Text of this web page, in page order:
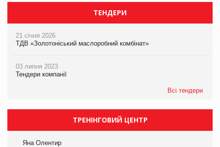
ТЕНДЕРИ
21 січня 2026
ТДВ «Золотоніський маслоробний комбінат»
03 липня 2023
Тендери компанії
Всі тендери
ТРЕНІНГОВИЙ ЦЕНТР
Яна Олентир